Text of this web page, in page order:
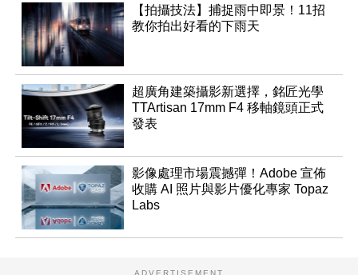
【拍攝技法】捕捉雨中即景！11招
教你拍出好看的下雨天
超廣角建築攝影新選擇，銘匠光學
TTArtisan 17mm F4 移軸鏡頭正式
發表
影像處理市場震撼彈！Adobe 宣佈
收購 AI 照片與影片優化專家 Topaz
Labs
ADVERTISEMENT